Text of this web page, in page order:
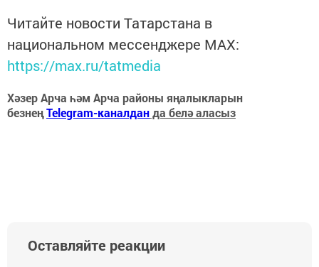
Читайте новости Татарстана в
национальном мессенджере MАХ:
https://max.ru/tatmedia
Хәзер Арча һәм Арча районы яңалыкларын
безнеңTelegram-каналданда белә аласыз
Оставляйте реакции